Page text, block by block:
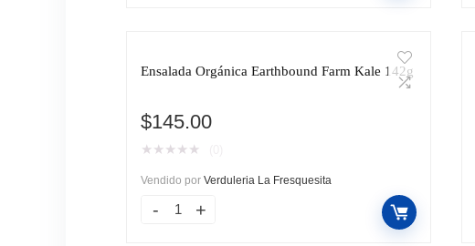
Ensalada Orgánica Earthbound Farm Kale 142g
$145.00
★ ★ ★ ★ ★
Vendido por Verduleria La Fresquesita